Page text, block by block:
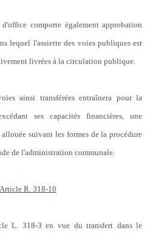
comporte également approbation
lequel l'assiette des voies publiques est
livrées à la circulation publique.
ainsi transférées entraînera pour la
ses capacités financières, une
suivant les formes de la procédure
de l'administration communale.
Article R. 318-10
L. 318-3 en vue du transfert dans le